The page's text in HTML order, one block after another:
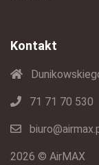
Kontakt
71 71 70 530
2026 © AirMAX